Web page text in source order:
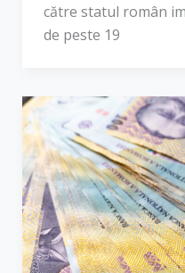
către statul român
de peste 19